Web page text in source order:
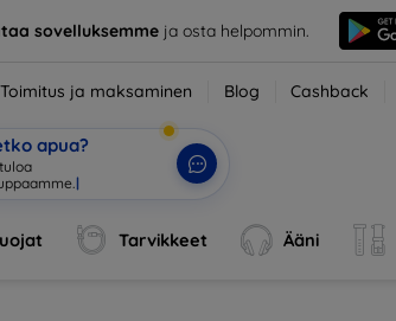
sovelluksemmeja osta helpommin.
Toimitus ja maksaminen Blog Cashback
apua?
verkkokau
Tarvikkeet Ääni